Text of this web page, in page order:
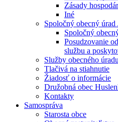
Zásady
Iné
Spoločný obecný úrad
Spoločný
Posudzovanie
službu a
Služby obecného úradu
Tlačivá na stiahnutie
Žiadosť o informácie
Družobná obec
Kontakty
Samospráva
Starosta obce